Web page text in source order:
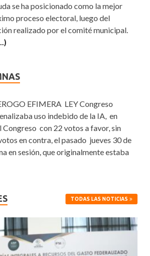
se ha posicionado como la mejor
proceso electoral, luego del
realizado por el comité municipal.
EFIMERA LEY Congreso
uso indebido de la IA, en
Congreso con 22 votos a favor, sin
en contra, el pasado jueves 30 de
en sesión, que originalmente estaba
TODAS LAS NOTICIAS